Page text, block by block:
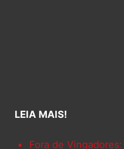
LEIA MAIS!
Fora de